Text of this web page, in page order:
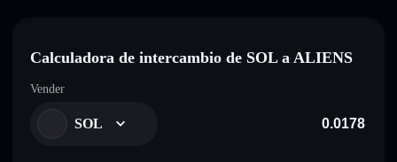
Calculadora de intercambio de SOL a ALIENS
Vender
SOL